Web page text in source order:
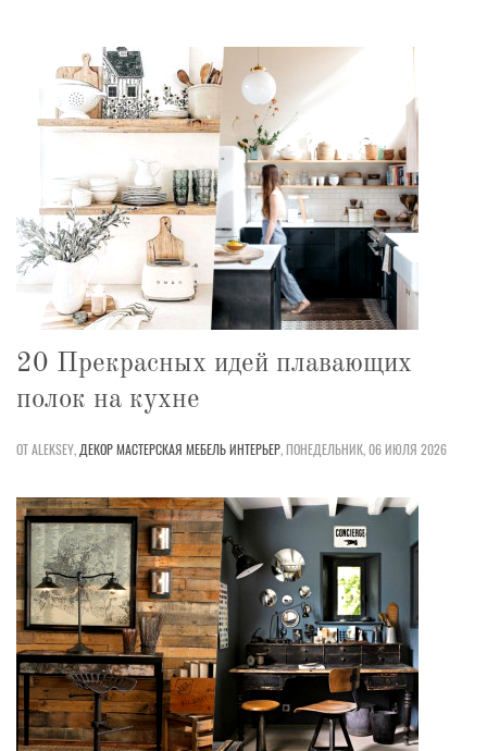
20 Прекрасных идей плавающих
полок на кухне
ОТ ALEKSEY, ДЕКОРМАСТЕРСКАЯ МЕБЕЛЬИНТЕРЬЕР,ПОНЕДЕЛЬНИК, 06 ИЮЛЯ 2026